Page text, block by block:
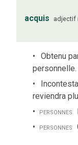
acquis adjectif
Obtenu
personnelle.
reviendra
personnes
personnes